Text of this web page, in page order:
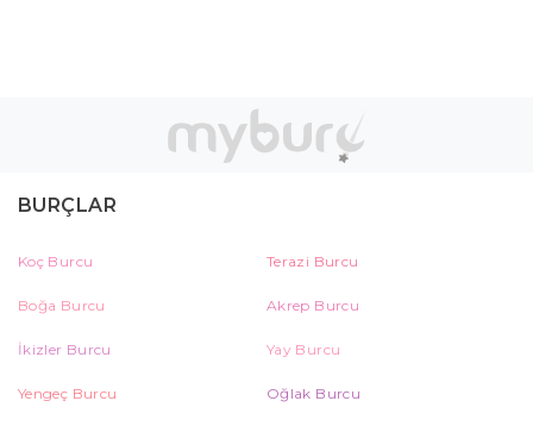
BURÇLAR
Koç Burcu Terazi Burcu
Boğa Burcu Akrep Burcu
İkizler Burcu Yay Burcu
Yengeç Burcu Oğlak Burcu